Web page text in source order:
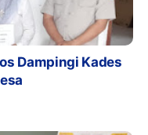
Dampingi Kades